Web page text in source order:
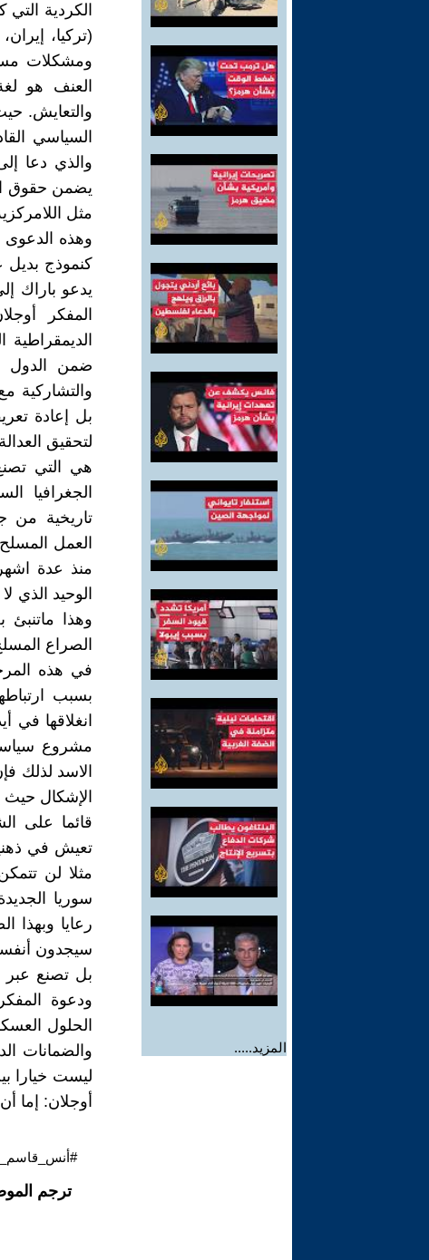
المزيد.....
الكردية
(تركيا،
ومشكلات
العنف هو
والتعايش.
السياسي
والذي دعا
يضمن حقوق
مثل
وهذه الدعوى
كنموذج بديل
يدعو باراك
المفكر
ضمن الدول
والتشاركية
بل إعادة
لتحقيق
هي التي
الجغرافيا
تاريخية من
العمل
منذ عدة
الوحيد الذي
وهذا
الصراع
في هذه
بسبب
انغلاقها في
مشروع
الاسد لذلك
الإشكال
قائما على
تعيش في
مثلا لن
سوريا
رعايا وبهذا
سيجدون
بل تصنع عبر
ودعوة
الحلول
والضمانات
ليست خيارا
أوجلان: إما
ترجم